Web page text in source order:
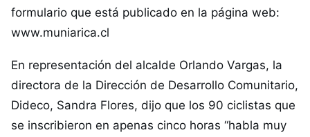
formulario que está publicado en la página web:
www.muniarica.cl
En representación del alcalde Orlando Vargas, la
directora de la Dirección de Desarrollo Comunitario,
Dideco, Sandra Flores, dijo que los 90 ciclistas que
se inscribieron en apenas cinco horas “habla muy